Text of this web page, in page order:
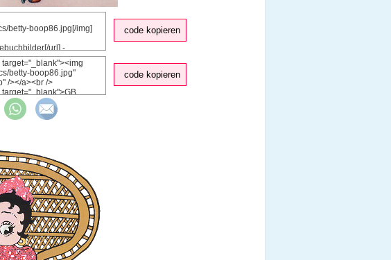
code kopieren
code kopieren